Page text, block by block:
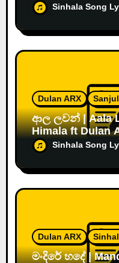
Sinhala Song
Dulan ARX
ආල ලවන් | Aala
Himala ft Dulan
Sinhala Song
Dulan ARX
මංදිරේ හදේ |